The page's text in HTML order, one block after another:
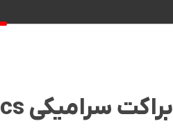
براکت سرامیکی